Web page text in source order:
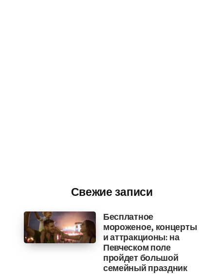
Свежие записи
Бесплатное
мороженое, концерты
и аттракционы: на
Певческом поле
пройдет большой
семейный праздник